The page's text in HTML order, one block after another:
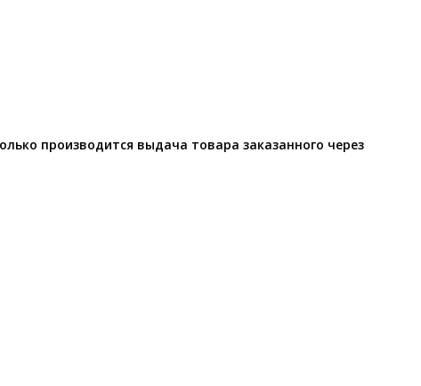
производится выдача товара заказанного через